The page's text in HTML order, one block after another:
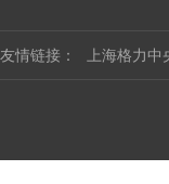
友情链接： 上海格力中